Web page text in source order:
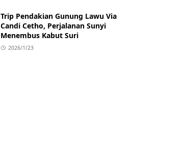
Trip Pendakian Gunung Lawu Via
Candi Cetho, Perjalanan Sunyi
Menembus Kabut Suri
2026/1/23